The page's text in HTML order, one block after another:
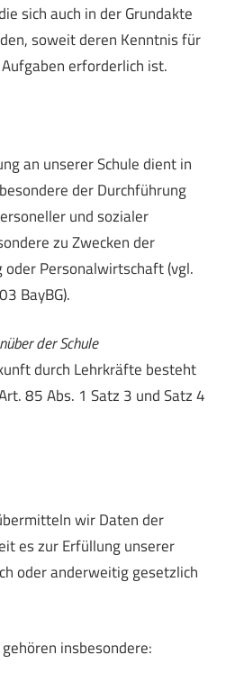
sich auch in der Grundakte
soweit deren Kenntnis für
erforderlich ist.
an unserer Schule dient in
der Durchführung
und sozialer
zu Zwecken der
Personalwirtschaft (vgl.
BayBG).
der Schule
durch Lehrkräfte besteht
85 Abs. 1 Satz 3 und Satz 4
wir Daten der
es zur Erfüllung unserer
oder anderweitig gesetzlich
insbesondere: